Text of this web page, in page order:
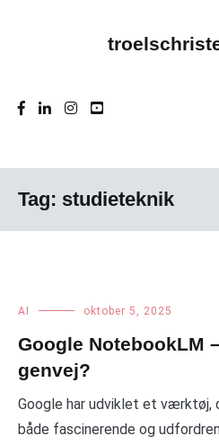
Tag: studieteknik
AI oktober 5, 2025
Google NotebookLM
genvej?
Google har udviklet et værktøj,
både fascinerende og